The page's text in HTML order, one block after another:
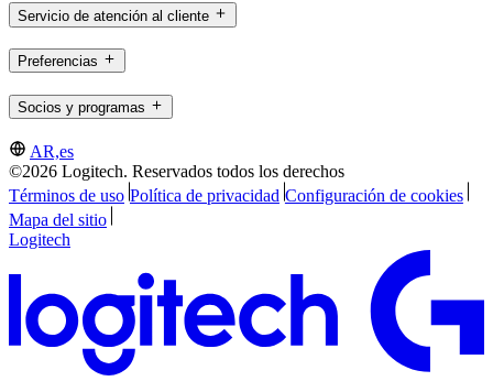
Servicio de atención al cliente
Preferencias
Socios y programas
AR,es
©2026 Logitech. Reservados todos los derechos
Términos de uso Política de privacidad Configuración de cookies
Mapa del sitio
Logitech